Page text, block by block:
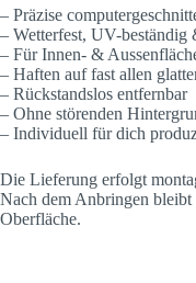
– Präzise
– Wetterfest, UV-beständig
– Für Innen- &
– Haften auf fast allen
– Rückstandslos entfernbar
– Ohne störenden
– Individuell für dich
Die Lieferung erfolgt
Nach dem Anbringen
Oberfläche.